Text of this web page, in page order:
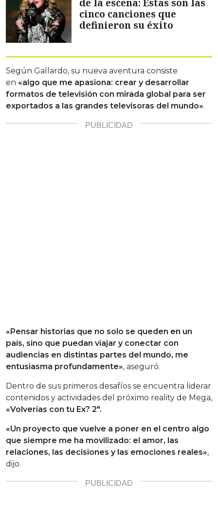
cinco canciones que
definieron su éxito
Según Gallardo, su nueva aventura consiste
en «algo que me apasiona: crear y desarrollar
formatos de televisión con mirada global para ser
exportados a las grandes televisoras del mundo».
«Pensar historias que no solo se queden en un
país, sino que puedan viajar y conectar con
audiencias en distintas partes del mundo, me
entusiasma profundamente», aseguró.
Dentro de sus primeros desafíos se encuentra liderar
contenidos y actividades del próximo reality de Mega,
«Volverías con tu Ex? 2″.
«Un proyecto que vuelve a poner en el centro algo
que siempre me ha movilizado: el amor, las
relaciones, las decisiones y las emociones reales»,
dijo.